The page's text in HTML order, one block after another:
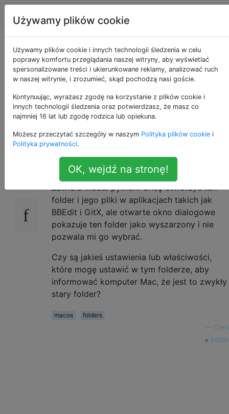
Apple Tagi
Jak mogę otworzyć
folder o nazwie
coś.app w różnych
aplikacjach?
Z jakiegokolwiek powodu utworzyłem folder
na komputerze Mac o nazwie customer.app i
zawiera moduł python. Chcę otworzyć ten
folder i jego pliki w aplikacjach takich jak
BBEdit i GitX, ale otwarte okno dialogowe
pokazuje ten folder jako wyszarzony i nie
pozwala mi go wybrać.
Czy są jakieś ustawienia lub właściwości,
które mogę ustawić w tym folderze, aby
informować komputer Mac, że jest to zwykły
stary folder?
macos
folders
Chris
źródło
Używamy plików cookie
Używamy plików cookie i innych technologii śledzenia w celu
poprawy komfortu przeglądania naszej witryny, aby wyświetlać
spersonalizowane treści i ukierunkowane reklamy, analizować ruch
w naszej witrynie, i zrozumieć, skąd pochodzą nasi goście.
Kontynuując, wyrażasz zgodę na korzystanie z plików cookie i
innych technologii śledzenia oraz potwierdzasz, że masz co
najmniej 16 lat lub zgodę rodzica lub opiekuna.
Możesz przeczytać szczegóły w naszym Polityka plików cookie i
Polityka prywatności.
OK, wejdź na stronę!